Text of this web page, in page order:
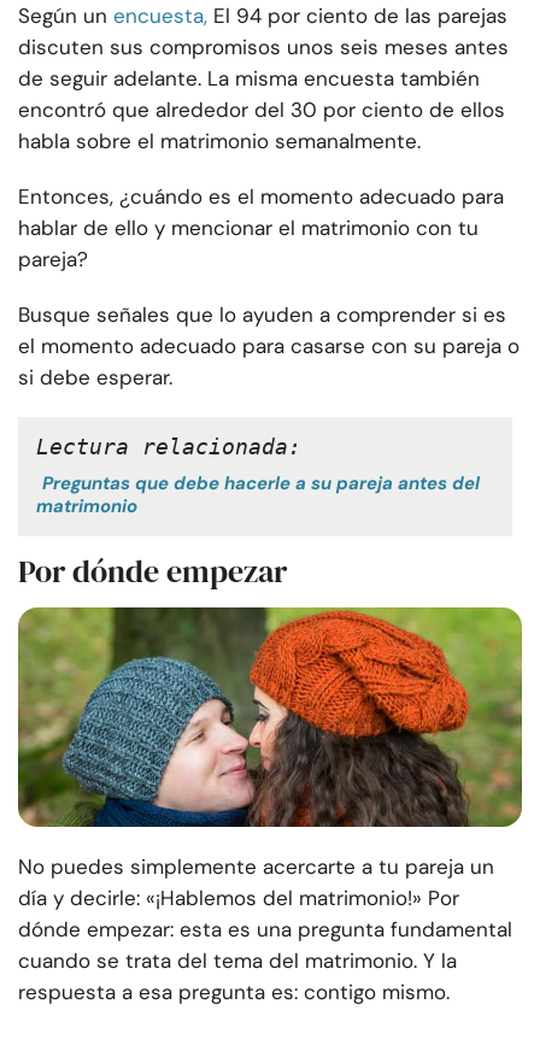
Según un encuesta, El 94 por ciento de las parejas
discuten sus compromisos unos seis meses antes
de seguir adelante. La misma encuesta también
encontró que alrededor del 30 por ciento de ellos
habla sobre el matrimonio semanalmente.
Entonces, ¿cuándo es el momento adecuado para
hablar de ello y mencionar el matrimonio con tu
pareja?
Busque señales que lo ayuden a comprender si es
el momento adecuado para casarse con su pareja o
si debe esperar.
Lectura relacionada:
Preguntas que debe hacerle a su pareja antes del
matrimonio
Por dónde empezar
No puedes simplemente acercarte a tu pareja un
día y decirle: «¡Hablemos del matrimonio!» Por
dónde empezar: esta es una pregunta fundamental
cuando se trata del tema del matrimonio. Y la
respuesta a esa pregunta es: contigo mismo.